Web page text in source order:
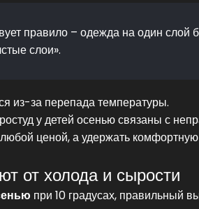
правило – одежда на один слой
слои».
из-за перепада температуры.
у детей осенью связаны с
ценой, а удержать
от холода и сырости
при 10 градусах, правильный